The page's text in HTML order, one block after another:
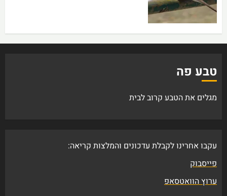
טבע פה
מגלים את הטבע קרוב לבית
עקבו אחרינו לקבלת עדכונים והמלצות קריאה:
פייסבוק
ערוץ הוואטסאפ